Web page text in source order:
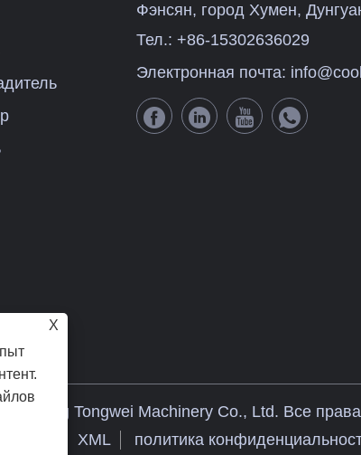
Фэнсян, город Хумен,
Тел.: +86-15302636029
Электронная почта:
Tongwei Machinery Co., Ltd. Все
XML политика
X